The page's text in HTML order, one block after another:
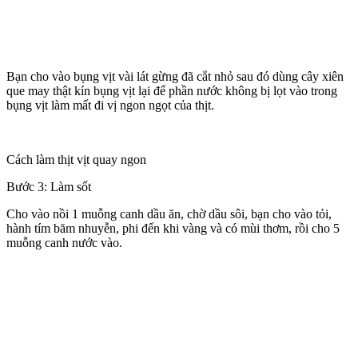
Bạn cho vào bụng vịt vài lát gừng đã cắt nhỏ sau đó dùng cây xiên
que may thật kín bụng vịt lại để phần nước không bị lọt vào trong
bụng vịt làm mất đi vị ngon ngọt của thịt.
Cách làm thịt vịt quay ngon
Bước 3: Làm sốt
Cho vào nồi 1 muỗng canh dầu ăn, chờ dầu sôi, bạn cho vào tỏi,
hành tím băm nhuyễn, phi đến khi vàng và có mùi thơm, rồi cho 5
muỗng canh nước vào.